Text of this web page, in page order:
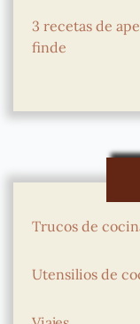
3 recetas de
finde
Trucos de
Utensilios de